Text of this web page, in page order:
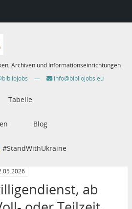
Archiven und Informationseinrichtungen
— info@bibliojobs.eu
Tabelle
Blog
#StandWithUkraine
ab